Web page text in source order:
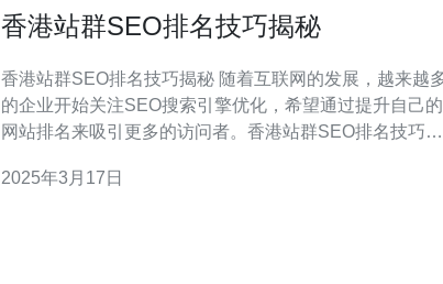
香港站群SEO排名技巧揭秘
香港站群SEO排名技巧揭秘 随着互联网的发展，越来越多
的企业开始关注SEO搜索引擎优化，希望通过提升自己的
网站排名来吸引更多的访问者。香港站群SEO排名技巧是
场取得更好的排名。 在进行香港站群SEO排名优化之前，
2025年3月17日